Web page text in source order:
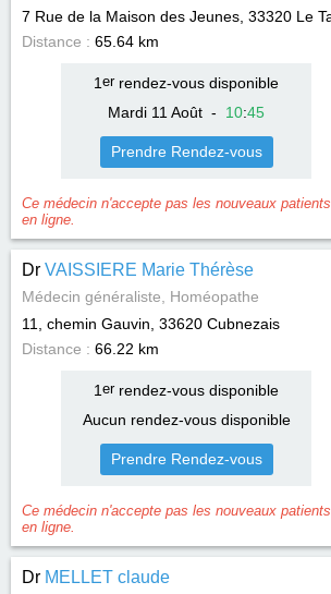
7 Rue de la Maison des Jeunes, 33320 Le
Distance : 65.64 km
1 errendez-vous disponible
Mardi 11 Août - 10:45
Prendre Rendez-vous
Ce médecin n'accepte pas les nouveaux
en ligne.
Dr VAISSIERE Marie Thérèse
Médecin généraliste, Homéopathe
11, chemin Gauvin, 33620 Cubnezais
Distance : 66.22 km
1 errendez-vous disponible
Aucun rendez-vous disponible
Prendre Rendez-vous
Ce médecin n'accepte pas les nouveaux
en ligne.
Dr MELLET claude